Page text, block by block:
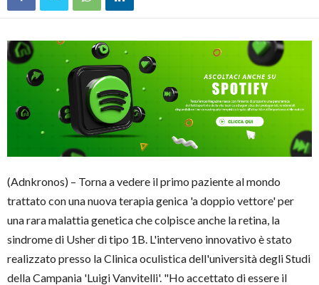
(Adnkronos) – Torna a vedere il primo paziente al mondo
trattato con una nuova terapia genica 'a doppio vettore' per
una rara malattia genetica che colpisce anche la retina, la
sindrome di Usher di tipo 1B. L'interveno innovativo è stato
realizzato presso la Clinica oculistica dell'università degli Studi
della Campania 'Luigi Vanvitelli'. "Ho accettato di essere il